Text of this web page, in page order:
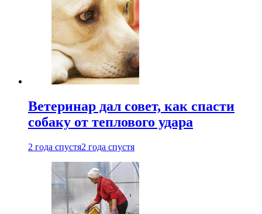
Ветеринар дал совет, как спасти
собаку от теплового удара
2 года спустя2 года спустя